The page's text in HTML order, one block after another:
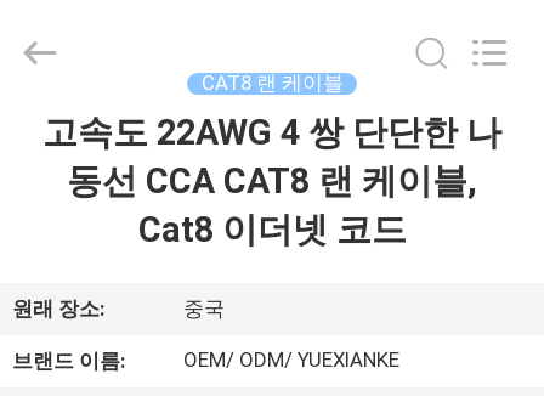
동
2026
Guangdong
CAT8 랜 케이블
고속도 22AWG 4 쌍 단단한 나
동선 CCA CAT8 랜 케이블,
Cat8 이더넷 코드
원래 장소: 중국
브랜드 이름: OEM/ ODM/ YUEXIANKE